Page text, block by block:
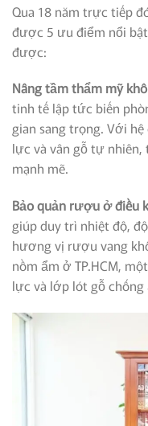
Qua 18 năm trực tiếp
được 5 ưu điểm nổi
được:
Nâng tầm thẩm mỹ
tinh tế lập tức biến
gian sang trọng. Với
lực và vân gỗ tự
mạnh mẽ.
Bảo quản rượu ở điều
giúp duy trì nhiệt độ,
hương vị rượu vang
nồm ẩm ở TP.HCM,
lực và lớp lót gỗ